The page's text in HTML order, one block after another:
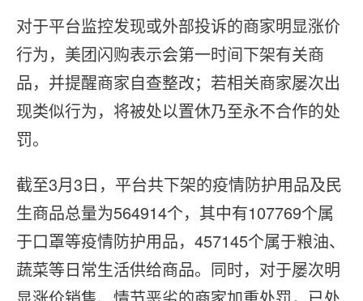
对于平台监控发现或外部投诉的商家明显涨价
行为，美团闪购表示会第一时间下架有关商
品，并提醒商家自查整改；若相关商家屡次出
现类似行为，将被处以置休乃至永不合作的处
罚。
截至3月3日，平台共下架的疫情防护用品及民
生商品总量为564914个，其中有107769个属
于口罩等疫情防护用品，457145个属于粮油、
蔬菜等日常生活供给商品。同时，对于屡次明